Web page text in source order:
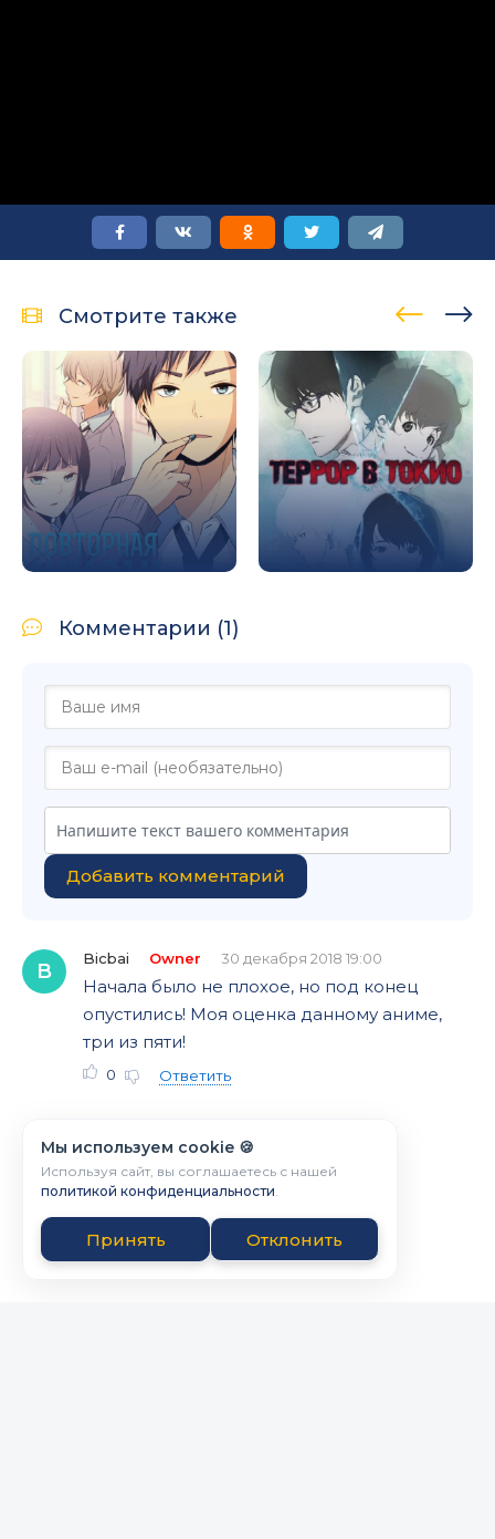
Смотрите также
Комментарии (1)
Добавить комментарий
B
Bicbai Owner 30 декабря 2018 19:00
Начала было не плохое, но под конец
опустились! Моя оценка данному аниме,
три из пяти!
0 Ответить
Мы используем cookie 🍪
Используя сайт, вы соглашаетесь с нашей
политикой конфиденциальности.
Принять Отклонить